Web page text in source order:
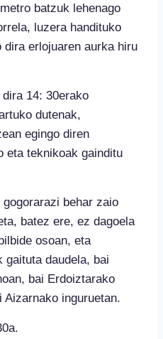
batzuk lehenago
luzera handituko
dira erlojuaren aurka hiru
14: 30erako
dutenak,
egingo diren
eta teknikoak gainditu
behar zaio
batez ere, ez dagoela
osoan, eta
gaituta daudela, bai
bai Erdoiztarako
Aizarnako inguruetan.